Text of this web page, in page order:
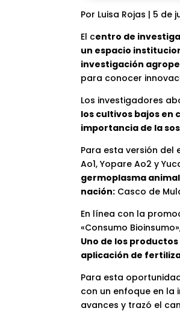
Por Luisa Rojas | 5 de
El centro de
un espacio
investigación
para conocer
Los investigadores
los cultivos bajos en
importancia de la
Para esta versión del
Ao1, Yopare Ao2 y
germoplasma
nación: Casco de
En línea con la
«Consumo
Uno de los
aplicación de
Para esta
con un enfoque en la
avances y trazó el